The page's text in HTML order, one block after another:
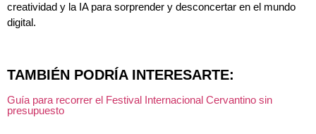
creatividad y la IA para sorprender y desconcertar en el mundo
digital.
TAMBIÉN PODRÍA INTERESARTE:
Guía para recorrer el Festival Internacional Cervantino sin
presupuesto